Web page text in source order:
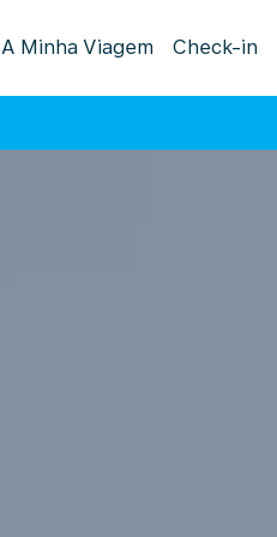
A Minha Viagem Check-in